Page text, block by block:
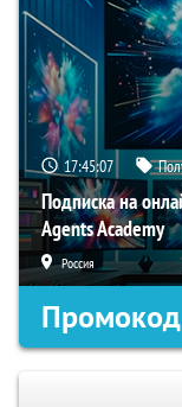
17:45:06
Подписка на
Agents Academy
Россия
Промокод